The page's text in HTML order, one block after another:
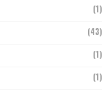
(1)
(43)
(1)
(1)